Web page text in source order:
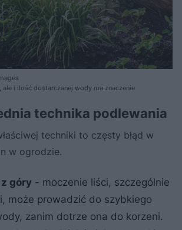
i ilość dostarczanej wody ma znaczenie
technika podlewania
techniki to częsty błąd w
w ogrodzie.
góry - moczenie liści, szczególnie
może prowadzić do szybkiego
zanim dotrze ona do korzeni.